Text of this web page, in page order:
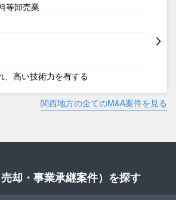
等卸売業
、高い技術力を有する
関西地方の全てのM&A案件を見る
却・事業承継案件）を探す